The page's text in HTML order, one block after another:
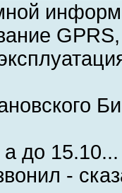
до 15.10...
-